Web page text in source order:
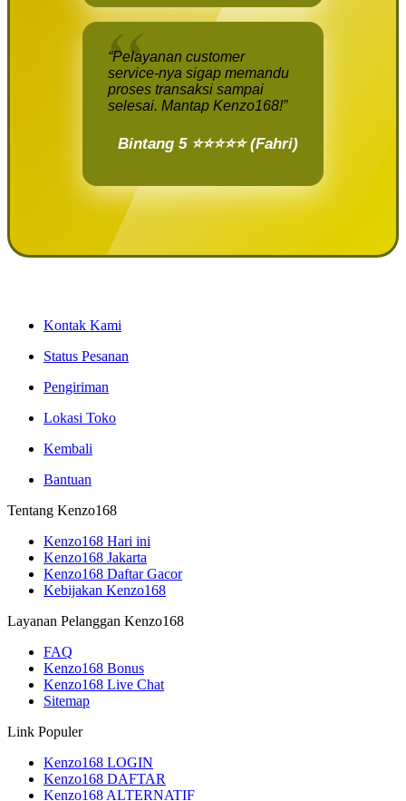
“Pelayanan customer
service-nya sigap memandu
proses transaksi sampai
selesai. Mantap Kenzo168!”
Bintang 5 ⭐⭐⭐⭐⭐ (Fahri)
Kontak Kami
Status Pesanan
Pengiriman
Lokasi Toko
Kembali
Bantuan
Tentang Kenzo168
Kenzo168 Hari ini
Kenzo168 Jakarta
Kenzo168 Daftar Gacor
Kebijakan Kenzo168
Layanan Pelanggan Kenzo168
FAQ
Kenzo168 Bonus
Kenzo168 Live Chat
Sitemap
Link Populer
Kenzo168 LOGIN
Kenzo168 DAFTAR
Kenzo168 ALTERNATIF